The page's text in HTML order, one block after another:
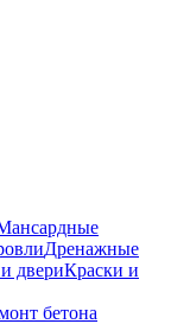
Дренажные
двериКраски и
бетона